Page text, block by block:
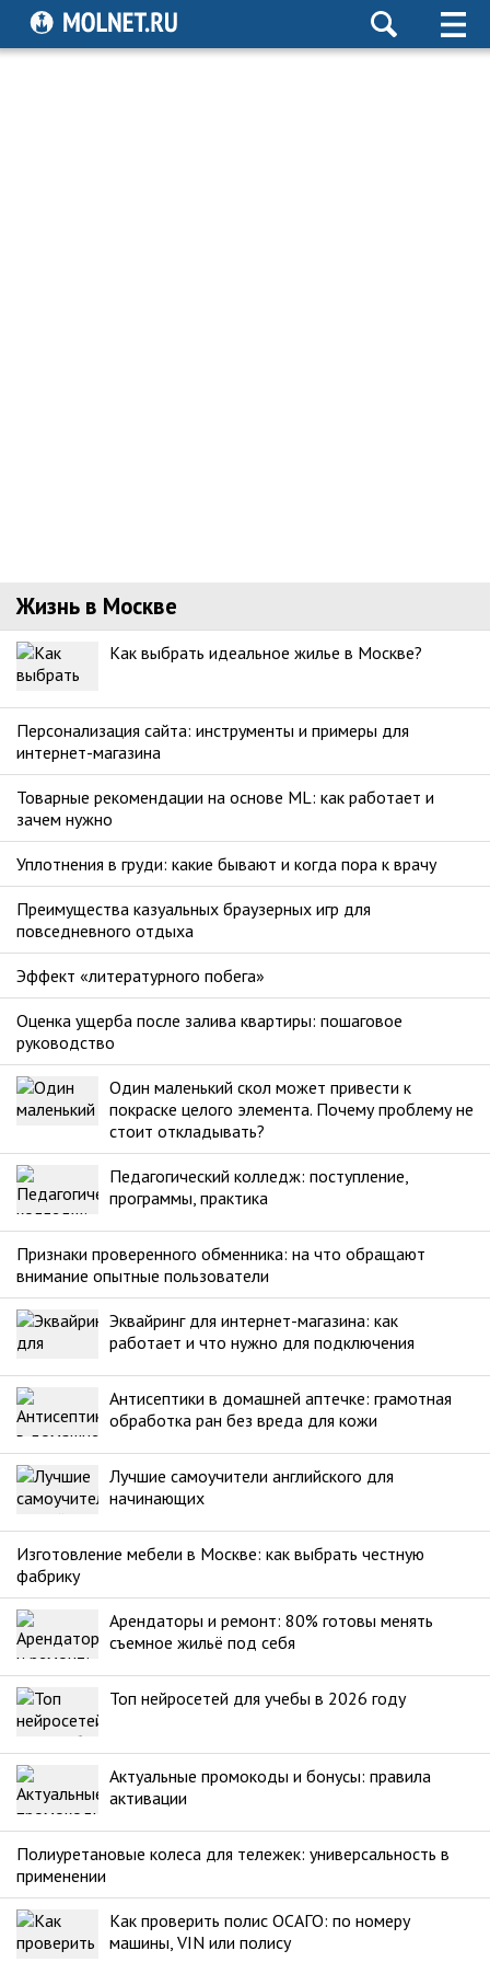
Жизнь в Москве
Как выбрать идеальное жилье в Москве?
Персонализация сайта: инструменты и примеры для
интернет-магазина
Товарные рекомендации на основе ML: как работает и
зачем нужно
Уплотнения в груди: какие бывают и когда пора к врачу
Преимущества казуальных браузерных игр для
повседневного отдыха
Эффект «литературного побега»
Оценка ущерба после залива квартиры: пошаговое
руководство
Один маленький скол может привести к
покраске целого элемента. Почему проблему не
стоит откладывать?
Педагогический колледж: поступление,
программы, практика
Признаки проверенного обменника: на что обращают
внимание опытные пользователи
Эквайринг для интернет-магазина: как
работает и что нужно для подключения
Антисептики в домашней аптечке: грамотная
обработка ран без вреда для кожи
Лучшие самоучители английского для
начинающих
Изготовление мебели в Москве: как выбрать честную
фабрику
Арендаторы и ремонт: 80% готовы менять
съемное жильё под себя
Топ нейросетей для учебы в 2026 году
Актуальные промокоды и бонусы: правила
активации
Полиуретановые колеса для тележек: универсальность в
применении
Как проверить полис ОСАГО: по номеру
машины, VIN или полису